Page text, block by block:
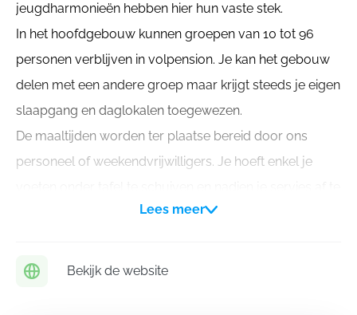
jeugdharmonieën hebben hier hun vaste stek.
In het hoofdgebouw kunnen groepen van 10 tot 96
personen verblijven in volpension. Je kan het gebouw
delen met een andere groep maar krijgt steeds je eigen
slaapgang en daglokalen toegewezen.
De maaltijden worden ter plaatse bereid door ons
personeel of weekendvrijwilligers. Je hoeft enkel je
ruimen. Wij zorgen voor de rest.
slaapblokken, met voornamelijk 8-persoonskamers en
Lees meer
Bekijk de website